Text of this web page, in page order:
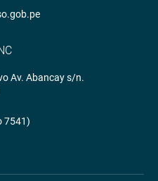
Av. Abancay s/n.
7541)